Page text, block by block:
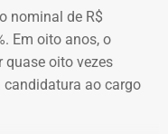
e estar ao lado do
com ela depois
receio que alguma
de alguma forma,
nominal de R$
Em oito anos, o
quase oito vezes
candidatura ao cargo